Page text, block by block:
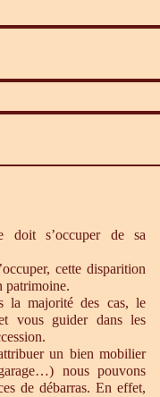
doit s’occuper de sa
cette disparition
patrimoine.
la majorité des cas, le
vous guider dans les
un bien mobilier
nous pouvons
de débarras. En effet,